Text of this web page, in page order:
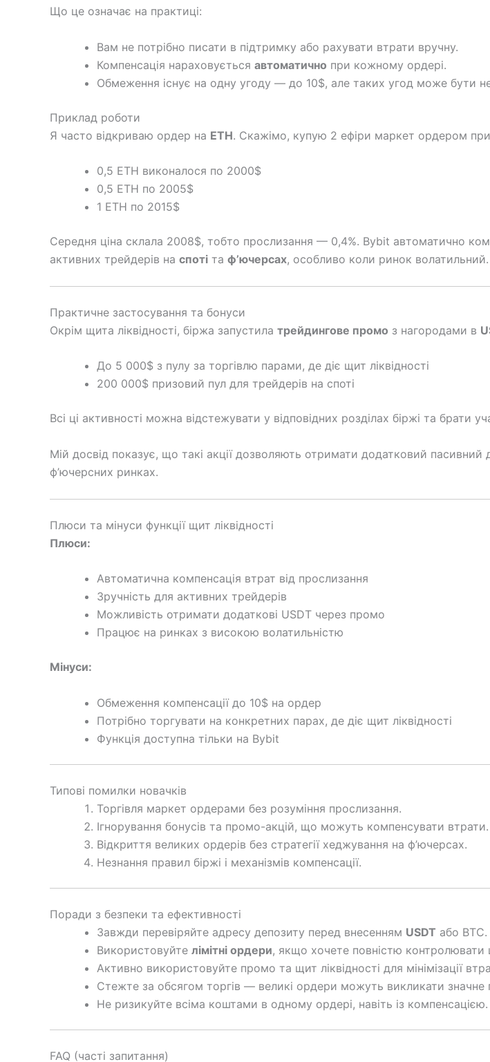
Що це означає на практиці:
Вам не потрібно писати в підтримку або рахувати втрати вручну.
Компенсація нараховується автоматично при кожному ордері.
Обмеження існує на одну угоду — до 10$, але таких угод може бути
Приклад роботи
Я часто відкриваю ордер на ETH. Скажімо, купую 2 ефіри маркет ордером при
0,5 ETH виконалося по 2000$
0,5 ETH по 2005$
1 ETH по 2015$
Середня ціна склала 2008$, тобто прослизання — 0,4%. Bybit автоматично
активних трейдерів на споті та ф’ючерсах, особливо коли ринок волатильний.
Практичне застосування та бонуси
Окрім щита ліквідності, біржа запустила трейдингове промо з нагородами в
До 5 000$ з пулу за торгівлю парами, де діє щит ліквідності
200 000$ призовий пул для трейдерів на споті
Всі ці активності можна відстежувати у відповідних розділах біржі та брати
Мій досвід показує, що такі акції дозволяють отримати додатковий
ф’ючерсних ринках.
Плюси та мінуси функції щит ліквідності
Плюси:
Автоматична компенсація втрат від прослизання
Зручність для активних трейдерів
Можливість отримати додаткові USDT через промо
Працює на ринках з високою волатильністю
Мінуси:
Обмеження компенсації до 10$ на ордер
Потрібно торгувати на конкретних парах, де діє щит ліквідності
Функція доступна тільки на Bybit
Типові помилки новачків
Торгівля маркет ордерами без розуміння прослизання.
Ігнорування бонусів та промо-акцій, що можуть компенсувати втрати.
Відкриття великих ордерів без стратегії хеджування на ф’ючерсах.
Незнання правил біржі і механізмів компенсації.
Поради з безпеки та ефективності
Завжди перевіряйте адресу депозиту перед внесенням USDT або BTC.
Використовуйте лімітні ордери, якщо хочете повністю контролювати
Активно використовуйте промо та щит ліквідності для мінімізації
Стежте за обсягом торгів — великі ордери можуть викликати значне
Не ризикуйте всіма коштами в одному ордері, навіть із компенсацією.
FAQ (часті запитання)